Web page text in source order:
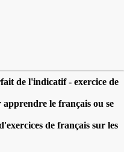
de l'indicatif - exercice de
le français ou se
de français sur les